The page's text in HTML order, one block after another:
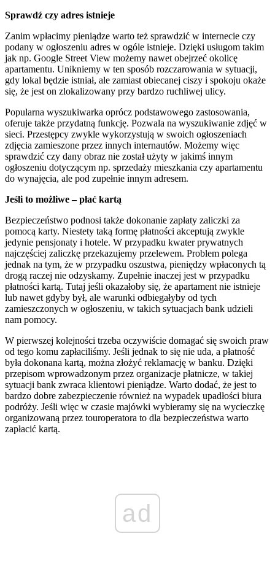
Sprawdź czy adres istnieje
Zanim wpłacimy pieniądze warto też sprawdzić w internecie czy
podany w ogłoszeniu adres w ogóle istnieje. Dzięki usługom takim
jak np. Google Street View możemy nawet obejrzeć okolicę
apartamentu. Unikniemy w ten sposób rozczarowania w sytuacji,
gdy lokal będzie istniał, ale zamiast obiecanej ciszy i spokoju okaże
się, że jest on zlokalizowany przy bardzo ruchliwej ulicy.
Popularna wyszukiwarka oprócz podstawowego zastosowania,
oferuje także przydatną funkcję. Pozwala na wyszukiwanie zdjęć w
sieci. Przestępcy zwykle wykorzystują w swoich ogłoszeniach
zdjęcia zamieszone przez innych internautów. Możemy więc
sprawdzić czy dany obraz nie został użyty w jakimś innym
ogłoszeniu dotyczącym np. sprzedaży mieszkania czy apartamentu
do wynajęcia, ale pod zupełnie innym adresem.
Jeśli to możliwe – płać kartą
Bezpieczeństwo podnosi także dokonanie zapłaty zaliczki za
pomocą karty. Niestety taką formę płatności akceptują zwykle
jedynie pensjonaty i hotele. W przypadku kwater prywatnych
najczęściej zaliczkę przekazujemy przelewem. Problem polega
jednak na tym, że w przypadku oszustwa, pieniędzy wpłaconych tą
drogą raczej nie odzyskamy. Zupełnie inaczej jest w przypadku
płatności kartą. Tutaj jeśli okazałoby się, że apartament nie istnieje
lub nawet gdyby był, ale warunki odbiegałyby od tych
zamieszczonych w ogłoszeniu, w takich sytuacjach bank udzieli
nam pomocy.
W pierwszej kolejności trzeba oczywiście domagać się swoich praw
od tego komu zapłaciliśmy. Jeśli jednak to się nie uda, a płatność
była dokonana kartą, można złożyć reklamację w banku. Dzięki
przepisom wprowadzonym przez organizacje płatnicze, w takiej
sytuacji bank zwraca klientowi pieniądze. Warto dodać, że jest to
bardzo dobre zabezpieczenie również na wypadek upadłości biura
podróży. Jeśli więc w czasie majówki wybieramy się na wycieczkę
organizowaną przez touroperatora to dla bezpieczeństwa warto
zapłacić kartą.
ad